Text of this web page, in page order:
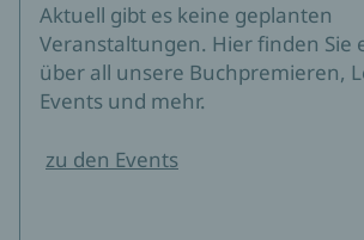
Aktuell gibt es keine geplanten
Veranstaltungen. Hier finden Sie
über all unsere Buchpremieren,
Events und mehr.
zu den Events